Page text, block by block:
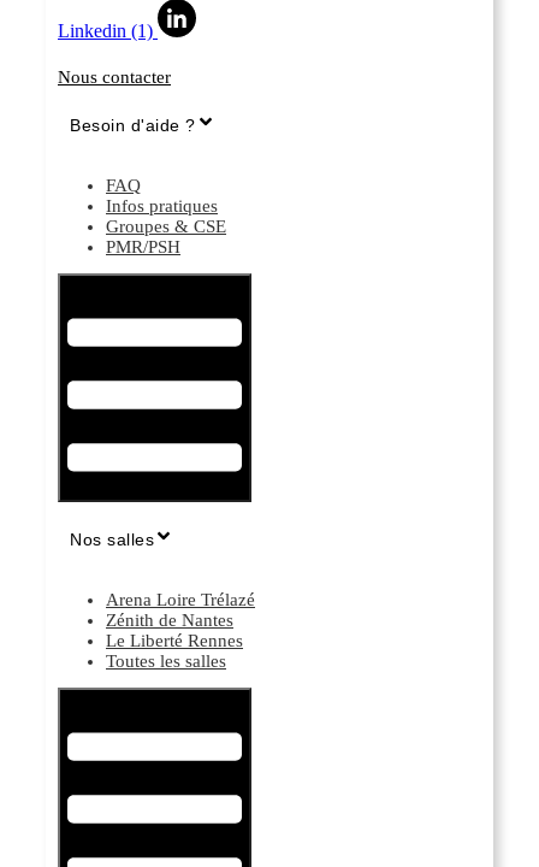
Linkedin (1)
Nous contacter
Besoin d'aide ?
FAQ
Infos pratiques
Groupes & CSE
PMR/PSH
Nos salles
Arena Loire Trélazé
Zénith de Nantes
Le Liberté Rennes
Toutes les salles